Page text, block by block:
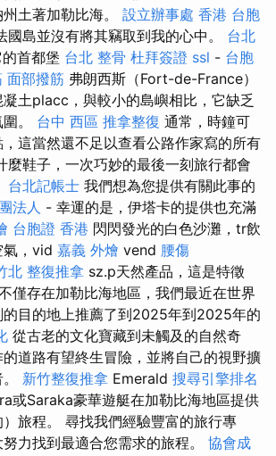
土著加勒比海。 設立辦事處 香港 台胞
國島並沒有將其竊取到我的心中。 台北
首都堡 台北 整骨 杜拜簽證 ssl - 台胞
面部撥筋 弗朗西斯（Fort-de-France）
土placc，與較小的島嶼相比，它缺乏
。 台中 西區 推拿整復 通常，時鐘可
這當然還不足以查看公路作家寫的所有
麼鞋子，一次巧妙的最後一刻旅行都會
台北記帳士 我們想為您提供有關此事的
法人 - 幸運的是，伊塔卡的提供也充滿
台胞證 香港 閃閃發光的白色沙灘，tr飲
氣，vid 嘉義 外燴 vend 腰傷
北 整復推拿 sz.p天然產品，這是特徵
僅存在加勒比海地區，我們最近在世界
的目的地上推薦了到2025年到2025年的
從古老的文化寶藏到未觸及的自然奇
道路有望終生冒險，並將自己的視野擴
新竹整復推拿 Emerald 搜尋引擎排名
或Saraka豪華遊艇在加勒比海地區提供
旅程。 尋找我們經驗豐富的旅行專
力找到最適合您需求的旅程。 協會成